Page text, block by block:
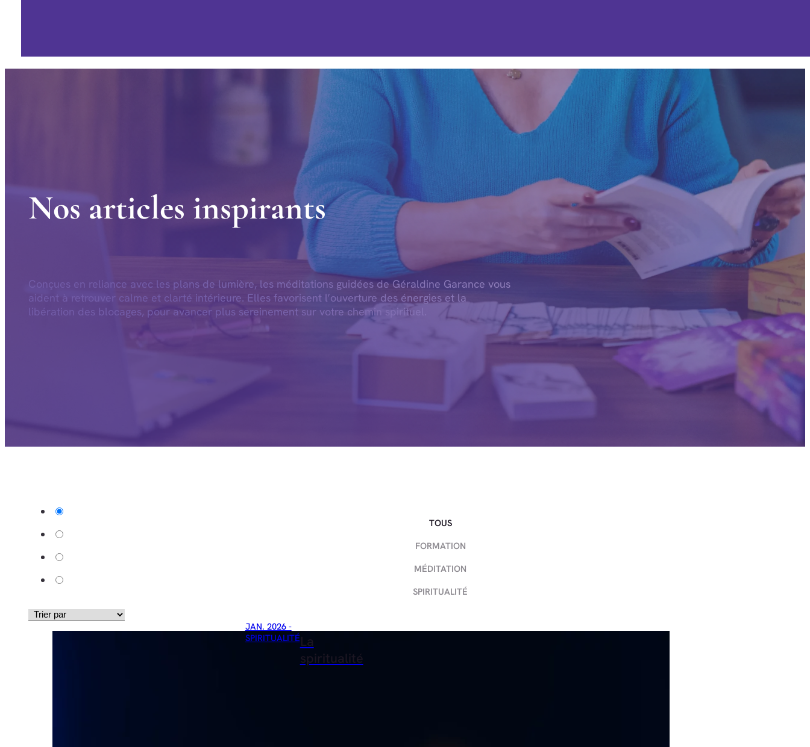
Nos articles inspirants
Conçues en reliance avec les plans de lumière, les méditations guidées de Géraldine Garance vous
aident à retrouver calme et clarté intérieure. Elles favorisent l’ouverture des énergies et la
libération des blocages, pour avancer plus sereinement sur votre chemin spirituel.
TOUS
FORMATION
MÉDITATION
SPIRITUALITÉ
JAN. 2026 -
SPIRITUALITÉLa
spiritualité